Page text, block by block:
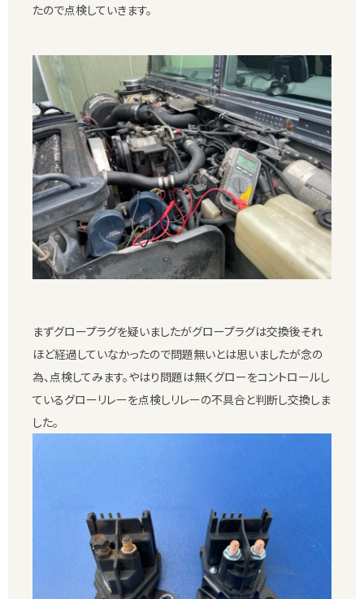
たので点検していきます。
まずグロープラグを疑いましたがグロープラグは交換後それ
ほど経過していなかったので問題無いとは思いましたが念の
為、点検してみます。やはり問題は無くグローをコントロールし
ているグローリレーを点検しリレーの不具合と判断し交換しま
した。